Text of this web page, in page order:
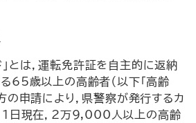
」とは，運転免許証を自主的に返納
65歳以上の高齢者（以下「高齢
の申請により，県警察が発行するカ
日現在，2万9,000人以上の高齢